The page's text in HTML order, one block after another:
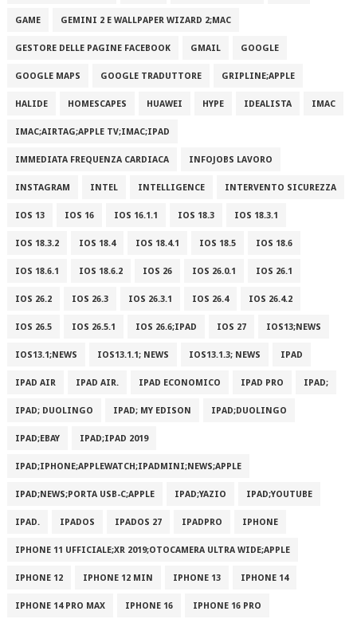
GAME GEMINI 2 E WALLPAPER WIZARD 2;MAC
GESTORE DELLE PAGINE FACEBOOK GMAIL GOOGLE
GOOGLE MAPS GOOGLE TRADUTTORE GRIPLINE;APPLE
HALIDE HOMESCAPES HUAWEI HYPE IDEALISTA IMAC
IMAC;AIRTAG;APPLE TV;IMAC;IPAD
IMMEDIATA FREQUENZA CARDIACA INFOJOBS LAVORO
INSTAGRAM INTEL INTELLIGENCE INTERVENTO SICUREZZA
IOS 13 IOS 16 IOS 16.1.1 IOS 18.3 IOS 18.3.1
IOS 18.3.2 IOS 18.4 IOS 18.4.1 IOS 18.5 IOS 18.6
IOS 18.6.1 IOS 18.6.2 IOS 26 IOS 26.0.1 IOS 26.1
IOS 26.2 IOS 26.3 IOS 26.3.1 IOS 26.4 IOS 26.4.2
IOS 26.5 IOS 26.5.1 IOS 26.6;IPAD IOS 27 IOS13;NEWS
IOS13.1;NEWS IOS13.1.1; NEWS IOS13.1.3; NEWS IPAD
IPAD AIR IPAD AIR. IPAD ECONOMICO IPAD PRO IPAD;
IPAD; DUOLINGO IPAD; MY EDISON IPAD;DUOLINGO
IPAD;EBAY IPAD;IPAD 2019
IPAD;IPHONE;APPLEWATCH;IPADMINI;NEWS;APPLE
IPAD;NEWS;PORTA USB-C;APPLE IPAD;YAZIO IPAD;YOUTUBE
IPAD. IPADOS IPADOS 27 IPADPRO IPHONE
IPHONE 11 UFFICIALE;XR 2019;OTOCAMERA ULTRA WIDE;APPLE
IPHONE 12 IPHONE 12 MIN IPHONE 13 IPHONE 14
IPHONE 14 PRO MAX IPHONE 16 IPHONE 16 PRO